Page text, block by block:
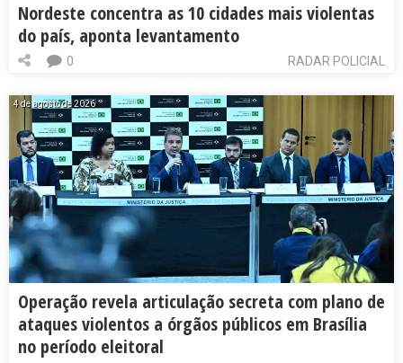
Nordeste concentra as 10 cidades mais violentas
do país, aponta levantamento
RADAR POLICIAL
0
4 de agosto de 2026
Operação revela articulação secreta com plano de
ataques violentos a órgãos públicos em Brasília
no período eleitoral